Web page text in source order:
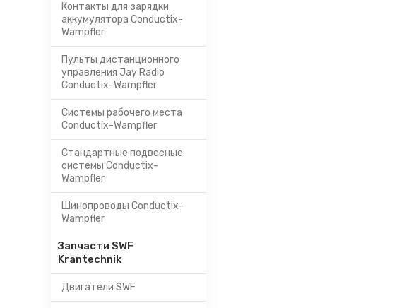
Контакты для зарядки
аккумулятора Conductix-
Wampfler
Пульты дистанционного
управления Jay Radio
Conductix-Wampfler
Системы рабочего места
Conductix-Wampfler
Стандартные подвесные
системы Conductix-
Wampfler
Шинопроводы Conductix-
Wampfler
Запчасти SWF
Krantechnik
Двигатели SWF